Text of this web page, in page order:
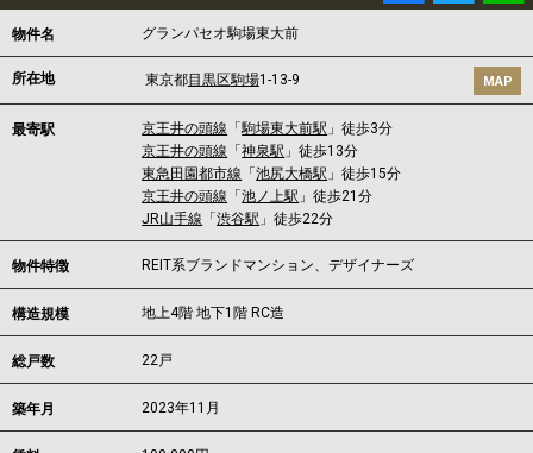
物件名 グランパセオ駒場東大前
所在地 東京都目黒区駒場1-13-9 MAP
最寄駅 京王井の頭線 「駒場東大前駅 」徒歩3分
京王井の頭線 「神泉駅 」徒歩13分
東急田園都市線 「池尻大橋駅 」徒歩15分
京王井の頭線 「池ノ上駅 」徒歩21分
JR山手線 「渋谷駅 」徒歩22分
物件特徴 REIT系ブランドマンション、デザイナーズ
構造規模 地上4階 地下1階 RC造
総戸数 22戸
築年月 2023年11月